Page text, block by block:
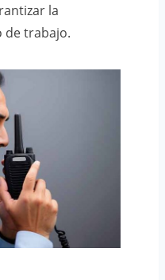
la
de trabajo.